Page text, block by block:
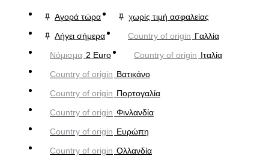
Αγορά τώρα
χωρίς τιμή ασφαλείας
Λήγει σήμερα
Country of origin Γαλλία
Νόμισμα 2 Euro Country of origin Ιταλία
Country of origin Βατικάνο
Country of origin Πορτογαλία
Country of origin Φινλανδία
Country of origin Ευρώπη
Country of origin Ολλανδία